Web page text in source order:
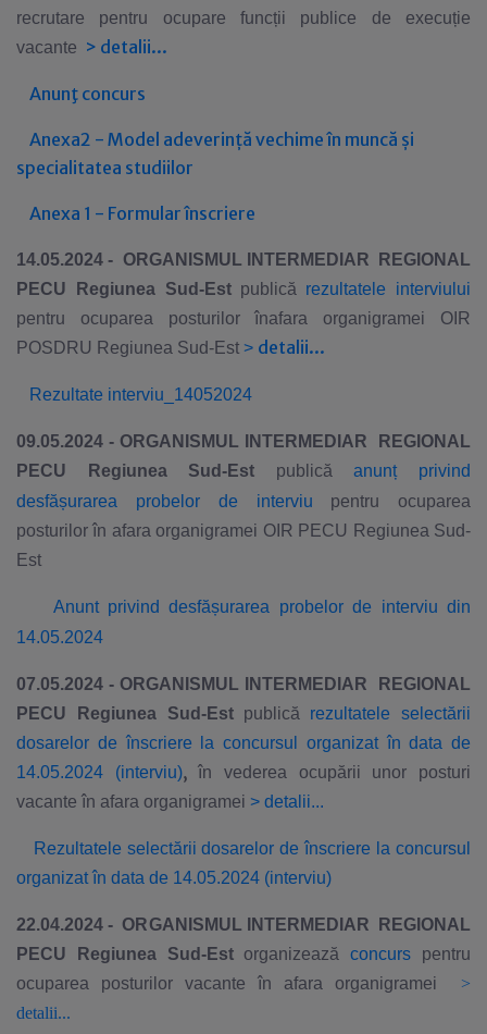
recrutare pentru ocupare funcții publice de execuție
vacante > detalii...
Anunţ concurs
Anexa2 - Model adeverință vechime în muncă și
specialitatea studiilor
Anexa 1 - Formular înscriere
14.05.2024 - ORGANISMUL INTERMEDIAR REGIONAL
PECU Regiunea Sud-Est publică rezultatele interviului
pentru ocuparea posturilorînafara organigramei OIR
POSDRU Regiunea Sud-Est > detalii...
Rezultate interviu_14052024
09.05.2024 - ORGANISMUL INTERMEDIAR REGIONAL
PECU Regiunea Sud-Est publică
anunț privind
desfășurarea probelor de interviu
pentru ocuparea
posturilor în afara organigramei OIR PECU Regiunea Sud-
Est
Anunt privind desfășurarea probelor de interviu din
14.05.2024
07.05.2024 - ORGANISMUL INTERMEDIAR REGIONAL
PECU Regiunea Sud-Est
publică
rezultatele selectării
dosarelor de înscriere la concursul organizat în data de
14.05.2024 (interviu),în vederea ocupării unor posturi
vacante în afara organigramei > detalii...
Rezultatele selectării dosarelor de înscriere la concursul
organizat în data de 14.05.2024 (interviu)
22.04.2024 - ORGANISMUL INTERMEDIAR REGIONAL
PECU Regiunea Sud-Est
organizează concurs
pentru
ocuparea posturilor vacante în afara organigramei
>
detalii...